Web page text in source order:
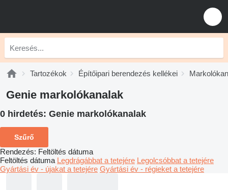
Tartozékok Építőipari berendezés kellékei
Genie markolókanalak
0 hirdetés: Genie markolókanalak
Szűrő
Rendezés: Feltöltés dátuma
Feltöltés dátuma Legdrágábbat a tetejére Legolcsóbbat a tetejére
Gyártási év - újakat a tetejére Gyártási év - régieket a tetejére